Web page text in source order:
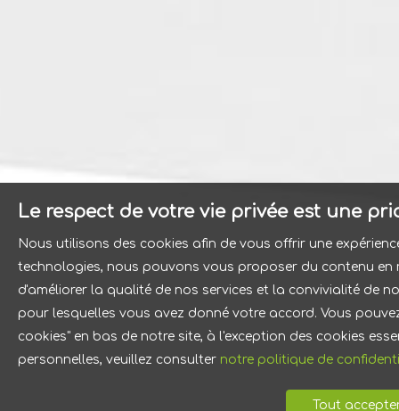
Le respect de votre vie privée est une
Nous utilisons des cookies afin de vous offrir une
technologies, nous pouvons vous proposer du contenu
d'améliorer la qualité de nos services et la convivialité de
pour lesquelles vous avez donné votre accord. Vous
cookies" en bas de notre site, à l'exception des cookies
personnelles, veuillez consulter notre politique de
Tout